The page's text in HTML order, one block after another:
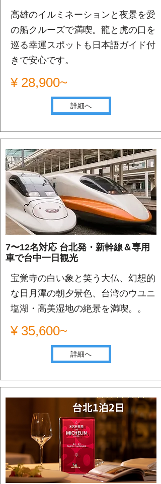
高雄のイルミネーションと夜景を愛
の船クルーズで満喫。龍と虎の口を
巡る幸運スポットも日本語ガイド付
きで安心です。
¥ 28,900~
詳細へ
7〜12名対応 台北発・新幹線＆専用
車で台中一日観光
宝覚寺の白い象と笑う大仏、幻想的
な日月潭の朝夕景色、台湾のウユニ
塩湖・高美湿地の絶景を満喫。。
¥ 35,600~
詳細へ